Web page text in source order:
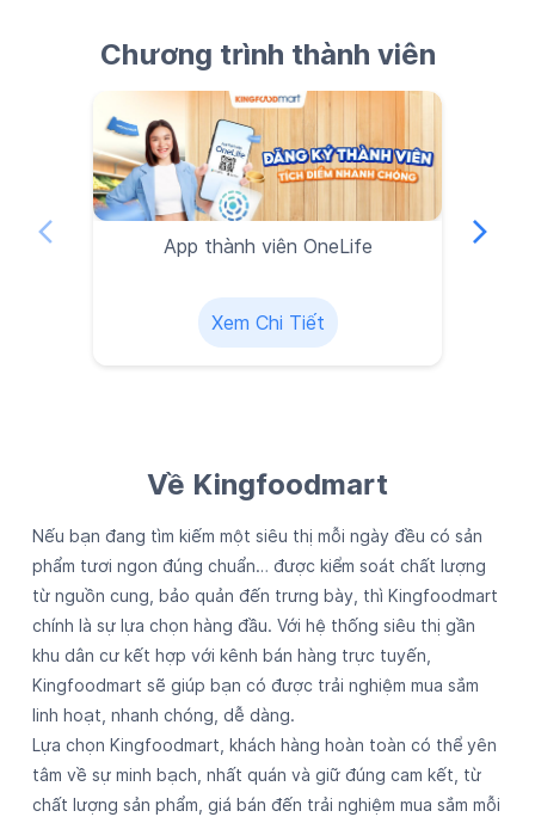
Chương trình thành viên
App thành viên OneLife
Xem Chi Tiết
Về Kingfoodmart
Nếu bạn đang tìm kiếm một siêu thị mỗi ngày đều có sản
phẩm tươi ngon đúng chuẩn… được kiểm soát chất lượng
từ nguồn cung, bảo quản đến trưng bày, thì Kingfoodmart
chính là sự lựa chọn hàng đầu. Với hệ thống siêu thị gần
khu dân cư kết hợp với kênh bán hàng trực tuyến,
Kingfoodmart sẽ giúp bạn có được trải nghiệm mua sắm
linh hoạt, nhanh chóng, dễ dàng.
Lựa chọn Kingfoodmart, khách hàng hoàn toàn có thể yên
tâm về sự minh bạch, nhất quán và giữ đúng cam kết, từ
chất lượng sản phẩm, giá bán đến trải nghiệm mua sắm mỗi